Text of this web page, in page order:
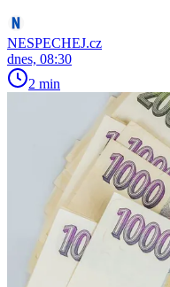
NESPECHEJ.cz
dnes, 08:30
2 min